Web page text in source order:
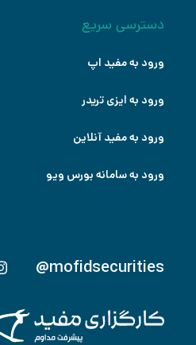
@mofidsecurities
دسترسی سریع
ورود به مفید اپ
ورود به ایزی تریدر
ورود به مفید آنلاین
ورود به سامانه بورس ویو